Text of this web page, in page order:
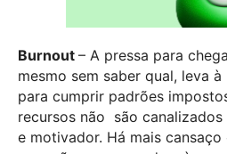
Burnout – A pressa para
mesmo sem saber qual, leva à
para cumprir padrões
recursos não são
e motivador. Há mais